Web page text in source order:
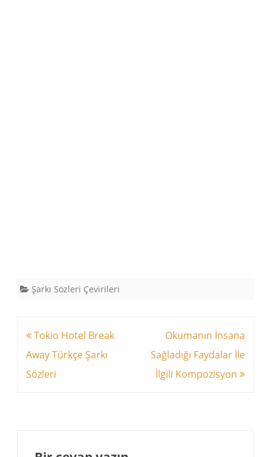
Şarkı Sözleri Çevirileri
Yazı
dolaşımı
Tokio Hotel Break
Away Türkçe Şarkı
Sözleri
Okumanın İnsana
Sağladığı Faydalar İle
İlgili Kompozisyon